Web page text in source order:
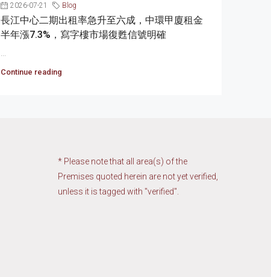
2026-07-21 Blog
長江中心二期出租率急升至六成，中環甲廈租金
半年漲7.3%，寫字樓市場復甦信號明確
Continue reading
* Please note that all area(s) of the
Premises quoted herein are not yet verified,
unless it is tagged with "verified".